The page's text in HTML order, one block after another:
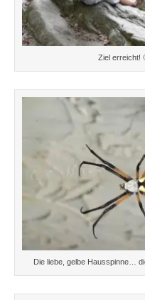
Ziel erreicht!
Die liebe, gelbe Hausspinne…